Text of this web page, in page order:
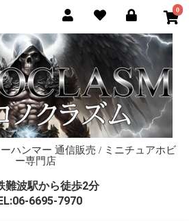
0
ハンマー 通信販売 / ミニチュアホビ
ー専門店
難波駅から徒歩2分
6695-7970